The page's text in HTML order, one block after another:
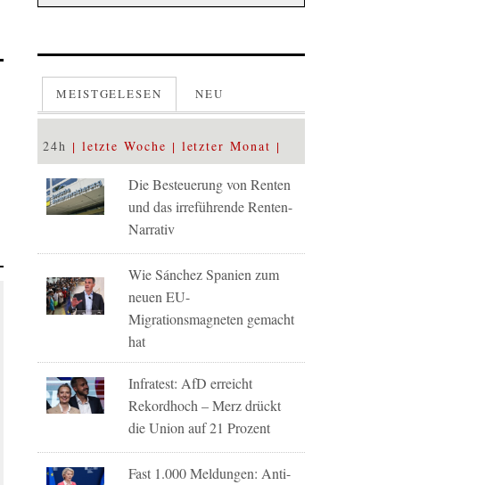
MEISTGELESEN NEU
24h letzte Woche letzter Monat
Die Besteuerung von Renten
und das irreführende Renten-
Narrativ
Wie Sánchez Spanien zum
neuen EU-
Migrationsmagneten gemacht
hat
Infratest: AfD erreicht
Rekordhoch – Merz drückt
die Union auf 21 Prozent
Fast 1.000 Meldungen: Anti-